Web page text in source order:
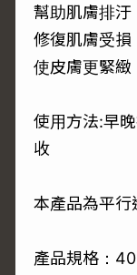
幫助肌膚排汙
修復肌膚受損
使皮膚更緊緻
使用方法:早
收
本產品為平行
產品規格：